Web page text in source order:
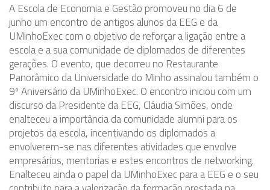
A Escola de Economia e Gestão promoveu no dia 6 de
junho um encontro de antigos alunos da EEG e da
UMinhoExec com o objetivo de reforçar a ligação entre a
escola e a sua comunidade de diplomados de diferentes
gerações. O evento, que decorreu no Restaurante
Panorâmico da Universidade do Minho assinalou também o
9º Aniversário da UMinhoExec. O encontro iniciou com um
discurso da Presidente da EEG, Cláudia Simões, onde
enalteceu a importância da comunidade alumni para os
projetos da escola, incentivando os diplomados a
envolverem-se nas diferentes atividades que envolve
empresários, mentorias e estes encontros de networking.
Enalteceu ainda o papel da UMinhoExec para a EEG e o seu